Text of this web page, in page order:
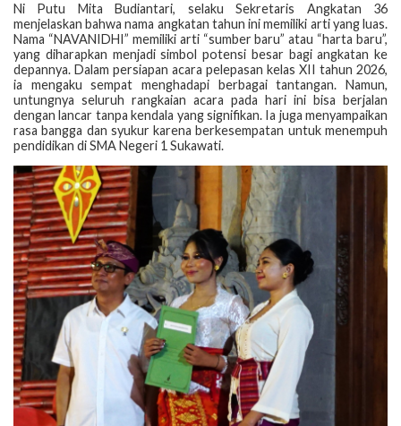
‎Ni Putu Mita Budiantari, selaku Sekretaris Angkatan 36
menjelaskan bahwa nama angkatan tahun ini memiliki arti yang luas.
Nama “NAVANIDHI” memiliki arti “sumber baru” atau “harta baru”,
yang diharapkan menjadi simbol potensi besar bagi angkatan ke
depannya. Dalam persiapan acara pelepasan kelas XII tahun 2026,
ia mengaku sempat menghadapi berbagai tantangan. Namun,
untungnya seluruh rangkaian acara pada hari ini bisa berjalan
dengan lancar tanpa kendala yang signifikan. Ia juga menyampaikan
rasa bangga dan syukur karena berkesempatan untuk menempuh
pendidikan di SMA Negeri 1 Sukawati.